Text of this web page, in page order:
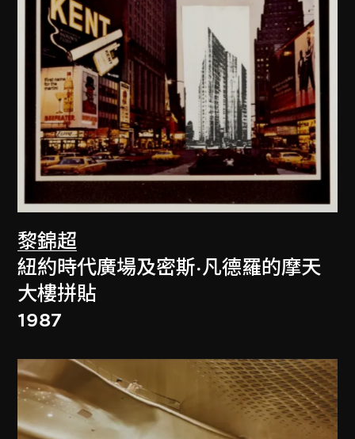
黎錦超
紐約時代廣場及密斯·凡德羅的摩天
大樓拼貼
1987